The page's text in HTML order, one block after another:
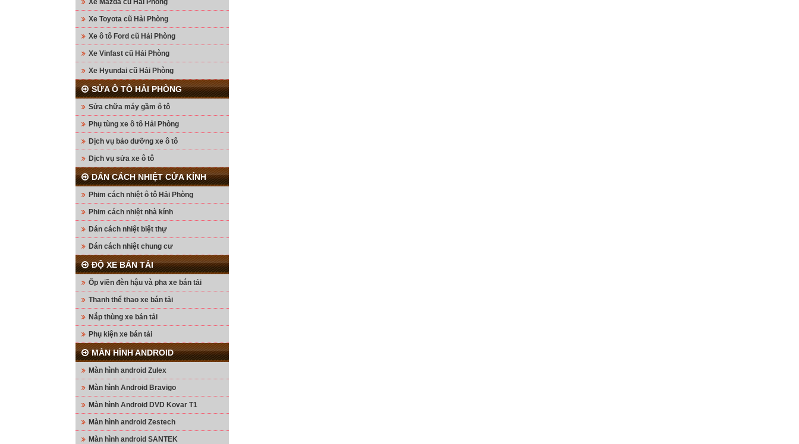
Xe Toyota cũ Hải Phòng
Xe ô tô Ford cũ Hải Phòng
Xe Vinfast cũ Hải Phòng
Xe Hyundai cũ Hải Phòng
SỬA Ô TÔ HẢI PHÒNG
Sửa chữa máy gầm ô tô
Phụ tùng xe ô tô Hải Phòng
Dịch vụ bảo dưỡng xe ô tô
Dịch vụ sửa xe ô tô
DÁN CÁCH NHIỆT CỬA KÍNH
Phim cách nhiệt ô tô Hải Phòng
Phim cách nhiệt nhà kính
Dán cách nhiệt biệt thự
Dán cách nhiệt chung cư
ĐỘ XE BÁN TẢI
Ốp viền đèn hậu và pha xe bán tải
Thanh thể thao xe bán tải
Nắp thùng xe bán tải
Phụ kiện xe bán tải
MÀN HÌNH ANDROID
Màn hình android Zulex
Màn hình Android Bravigo
Màn hình Android DVD Kovar T1
Màn hình android Zestech
Màn hình android SANTEK